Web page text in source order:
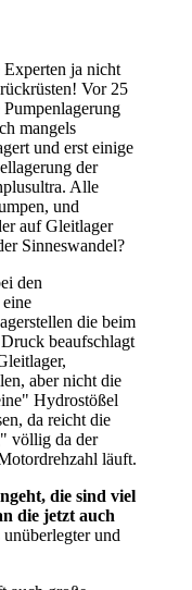
ja nicht
Vor 25
mangels
und erst einige
der
Alle
und
auf Gleitlager
Sinneswandel?
den
die beim
beaufschlagt
aber nicht die
Hydrostößel
da reicht die
völlig da der
läuft.
die sind viel
die jetzt auch
und